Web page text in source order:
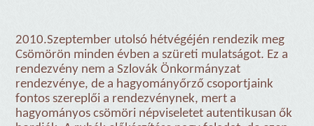
2010.Szeptember utolsó hétvégéjén rendezik meg
Csömörön minden évben a szüreti mulatságot. Ez a
rendezvény nem a Szlovák Önkormányzat
rendezvénye, de a hagyományőrző csoportjaink
fontos szereplői a rendezvénynek, mert a
hagyományos csömöri népviseletet autentikusan ők